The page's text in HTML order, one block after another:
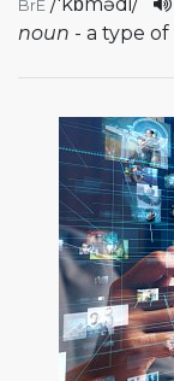
BrE
noun - a type